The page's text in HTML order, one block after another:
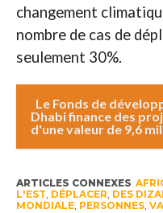
changement
nombre de cas de
seulement 30%.
Le Fonds de
Dhabi finance des
d'une valeur de 9,6
ARTICLES CONNEXES
L'EST, DÉPLACER, DES
MONDIALE, PERSONNES, VA